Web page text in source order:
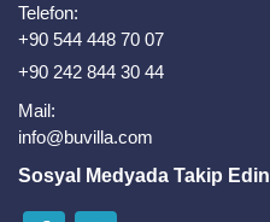
Telefon:
+90 544 448 70 07
+90 242 844 30 44
Mail:
info@buvilla.com
Sosyal Medyada Takip Edin